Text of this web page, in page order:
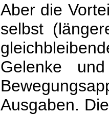
Aber die
selbst
Gelenke
Ausgaben.